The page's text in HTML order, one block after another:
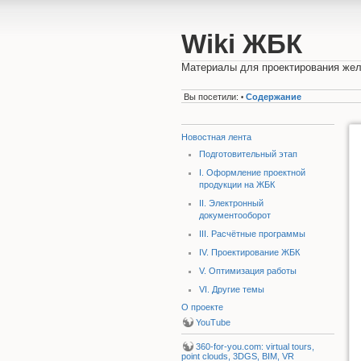
Wiki ЖБК
Материалы для проектирования
Вы посетили: • Содержание
Новостная лента
Подготовительный этап
I. Оформление проектной
продукции на ЖБК
II. Электронный
документооборот
III. Расчётные программы
IV. Проектирование ЖБК
V. Оптимизация работы
VI. Другие темы
О проекте
YouTube
360-for-you.com: virtual tours,
point clouds, 3DGS, BIM, VR